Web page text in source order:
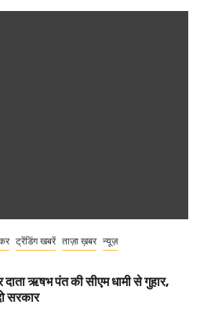
ट्रेंडिंग खबरें ताज़ा ख़बर न्यूज़
ऋषभ पंत की सीएम धामी से गुहार,
सरकार